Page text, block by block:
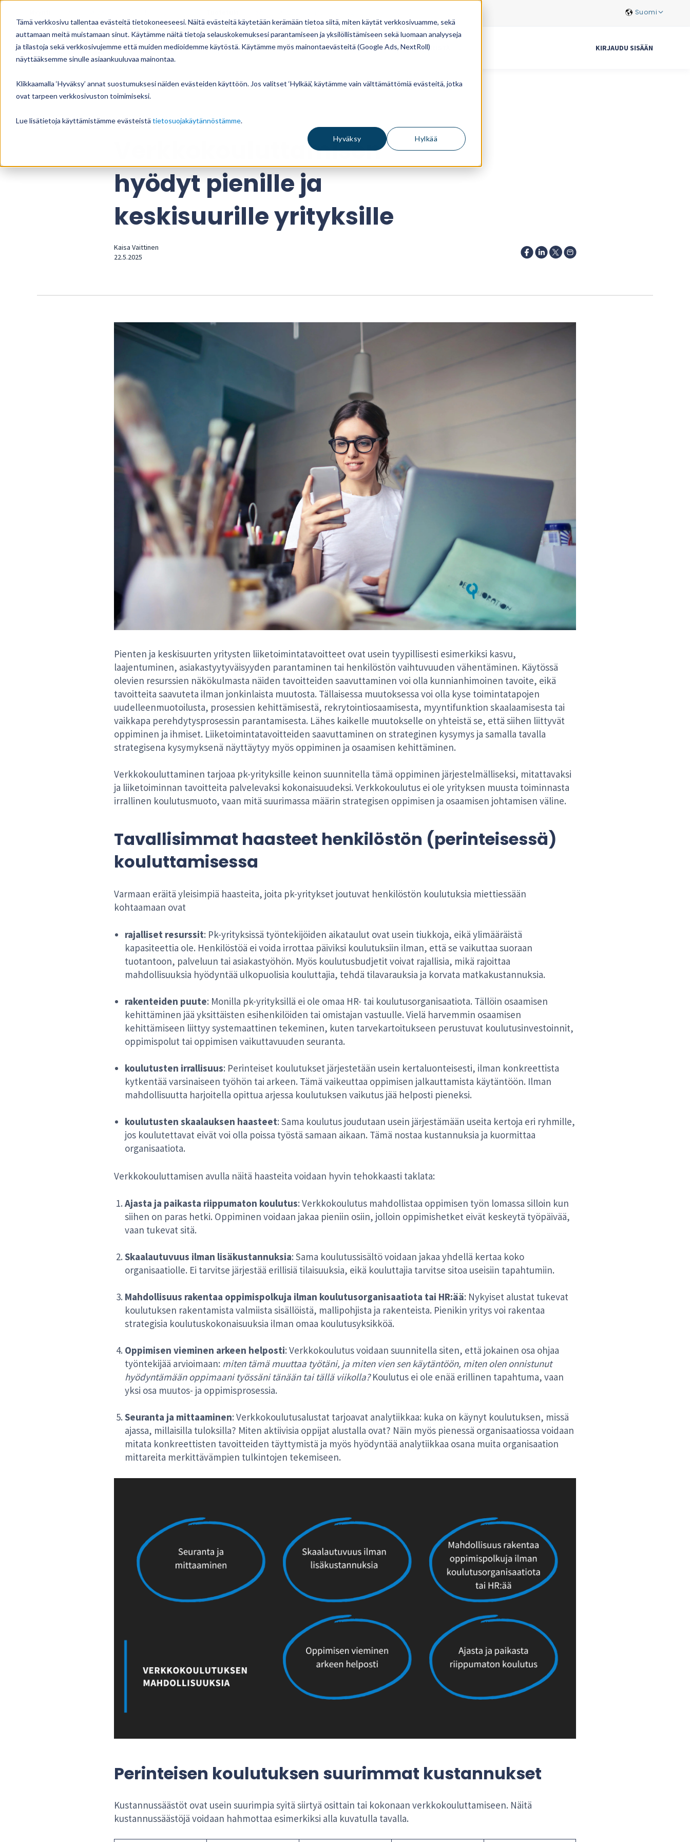
Tämä verkkosivu tallentaa evästeitä tietokoneeseesi. Näitä evästeitä käytetään kerämään tietoa siitä, miten käytät verkkosivuamme, sekä
auttamaan meitä muistamaan sinut. Käytämme näitä tietoja selauskokemuksesi parantamiseen ja yksilöllistämiseen sekä luomaan analyyseja
ja tilastoja sekä verkkosivujemme että muiden medioidemme käytöstä. Käytämme myös mainontaevästeitä (Google Ads, NextRoll)
näyttääksemme sinulle asiaankuuluvaa mainontaa.
Klikkaamalla ‘Hyväksy’ annat suostumuksesi näiden evästeiden käyttöön. Jos valitset ‘Hylkää’, käytämme vain välttämättömiä evästeitä, jotka
ovat tarpeen verkkosivuston toimimiseksi.
Lue lisätietoja käyttämistämme evästeistä tietosuojakäytännöstämme.
Hyväksy Hylkää
Suomi
TUOTTEET HINNASTO ASIAKASTARINAT BLOGI MEISTÄ KIRJAUDU SISÄÄN
Kaikki blogikirjoitukset
Verkkokouluttamisen
hyödyt pienille ja
keskisuurille yrityksille
Kaisa Vaittinen
22.5.2025
Pienten ja keskisuurten yritysten liiketoimintatavoitteet ovat usein tyypillisesti esimerkiksi kasvu,
laajentuminen, asiakastyytyväisyyden parantaminen tai henkilöstön vaihtuvuuden vähentäminen. Käytössä
olevien resurssien näkökulmasta näiden tavoitteiden saavuttaminen voi olla kunnianhimoinen tavoite, eikä
tavoitteita saavuteta ilman jonkinlaista muutosta. Tällaisessa muutoksessa voi olla kyse toimintatapojen
uudelleenmuotoilusta, prosessien kehittämisestä, rekrytointiosaamisesta, myyntifunktion skaalaamisesta tai
vaikkapa perehdytysprosessin parantamisesta. Lähes kaikelle muutokselle on yhteistä se, että siihen liittyvät
oppiminen ja ihmiset. Liiketoimintatavoitteiden saavuttaminen on strateginen kysymys ja samalla tavalla
strategisena kysymyksenä näyttäytyy myös oppiminen ja osaamisen kehittäminen.
Verkkokouluttaminen tarjoaa pk-yrityksille keinon suunnitella tämä oppiminen järjestelmälliseksi, mitattavaksi
ja liiketoiminnan tavoitteita palvelevaksi kokonaisuudeksi. Verkkokoulutus ei ole yrityksen muusta toiminnasta
irrallinen koulutusmuoto, vaan mitä suurimassa määrin strategisen oppimisen ja osaamisen johtamisen väline.
Tavallisimmat haasteet henkilöstön (perinteisessä)
kouluttamisessa
Varmaan eräitä yleisimpiä haasteita, joita pk-yritykset joutuvat henkilöstön koulutuksia miettiessään
kohtaamaan ovat
rajalliset resurssit: Pk-yrityksissä työntekijöiden aikataulut ovat usein tiukkoja, eikä ylimääräistä
kapasiteettia ole. Henkilöstöä ei voida irrottaa päiviksi koulutuksiin ilman, että se vaikuttaa suoraan
tuotantoon, palveluun tai asiakastyöhön. Myös koulutusbudjetit voivat rajallisia, mikä rajoittaa
mahdollisuuksia hyödyntää ulkopuolisia kouluttajia, tehdä tilavarauksia ja korvata matkakustannuksia.
rakenteiden puute: Monilla pk-yrityksillä ei ole omaa HR- tai koulutusorganisaatiota. Tällöin osaamisen
kehittäminen jää yksittäisten esihenkilöiden tai omistajan vastuulle. Vielä harvemmin osaamisen
kehittämiseen liittyy systemaattinen tekeminen, kuten tarvekartoitukseen perustuvat koulutusinvestoinnit,
oppimispolut tai oppimisen vaikuttavuuden seuranta.
koulutusten irrallisuus: Perinteiset koulutukset järjestetään usein kertaluonteisesti, ilman konkreettista
kytkentää varsinaiseen työhön tai arkeen. Tämä vaikeuttaa oppimisen jalkauttamista käytäntöön. Ilman
mahdollisuutta harjoitella opittua arjessa koulutuksen vaikutus jää helposti pieneksi.
koulutusten skaalauksen haasteet: Sama koulutus joudutaan usein järjestämään useita kertoja eri ryhmille,
jos koulutettavat eivät voi olla poissa työstä samaan aikaan. Tämä nostaa kustannuksia ja kuormittaa
organisaatiota.
Verkkokouluttamisen avulla näitä haasteita voidaan hyvin tehokkaasti taklata:
Ajasta ja paikasta riippumaton koulutus: Verkkokoulutus mahdollistaa oppimisen työn lomassa silloin kun
siihen on paras hetki. Oppiminen voidaan jakaa pieniin osiin, jolloin oppimishetket eivät keskeytä työpäivää,
vaan tukevat sitä.
Skaalautuvuus ilman lisäkustannuksia: Sama koulutussisältö voidaan jakaa yhdellä kertaa koko
organisaatiolle. Ei tarvitse järjestää erillisiä tilaisuuksia, eikä kouluttajia tarvitse sitoa useisiin tapahtumiin.
Mahdollisuus rakentaa oppimispolkuja ilman koulutusorganisaatiota tai HR:ää: Nykyiset alustat tukevat
koulutuksen rakentamista valmiista sisällöistä, mallipohjista ja rakenteista. Pienikin yritys voi rakentaa
strategisia koulutuskokonaisuuksia ilman omaa koulutusyksikköä.
Oppimisen vieminen arkeen helposti: Verkkokoulutus voidaan suunnitella siten, että jokainen osa ohjaa
työntekijää arvioimaan: miten tämä muuttaa työtäni, ja miten vien sen käytäntöön, miten olen onnistunut
hyödyntämään oppimaani työssäni tänään tai tällä viikolla?Koulutus ei ole enää erillinen tapahtuma, vaan
yksi osa muutos- ja oppimisprosessia.
Seuranta ja mittaaminen: Verkkokoulutusalustat tarjoavat analytiikkaa: kuka on käynyt koulutuksen, missä
ajassa, millaisilla tuloksilla? Miten aktiivisia oppijat alustalla ovat? Näin myös pienessä organisaatiossa voidaan
mitata konkreettisten tavoitteiden täyttymistä ja myös hyödyntää analytiikkaa osana muita organisaation
mittareita merkittävämpien tulkintojen tekemiseen.
Perinteisen koulutuksen suurimmat kustannukset
Kustannussäästöt ovat usein suurimpia syitä siirtyä osittain tai kokonaan verkkokouluttamiseen. Näitä
kustannussäästöjä voidaan hahmottaa esimerkiksi alla kuvatulla tavalla.